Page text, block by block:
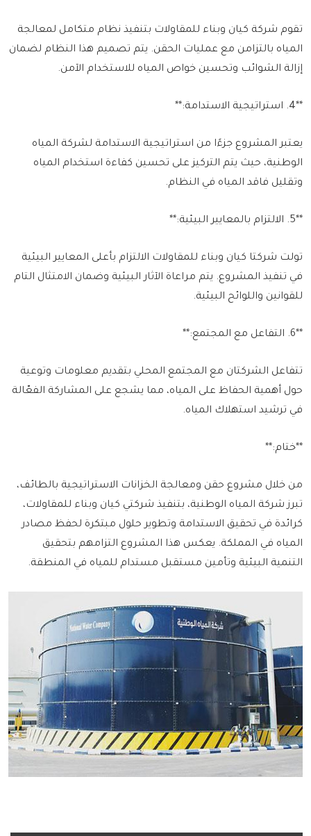
تقوم شركة كيان وبناء للمقاولات بتنفيذ نظام متكامل لمعالجة
المياه بالتزامن مع عمليات الحقن. يتم تصميم هذا النظام لضمان
إزالة الشوائب وتحسين خواص المياه للاستخدام الآمن.
**4. استراتيجية الاستدامة:**
يعتبر المشروع جزءًا من استراتيجية الاستدامة لشركة المياه
الوطنية، حيث يتم التركيز على تحسين كفاءة استخدام المياه
وتقليل فاقد المياه في النظام.
**5. الالتزام بالمعايير البيئية:**
تولت شركتا كيان وبناء للمقاولات الالتزام بأعلى المعايير البيئية
في تنفيذ المشروع. يتم مراعاة الآثار البيئية وضمان الامتثال التام
للقوانين واللوائح البيئية.
**6. التفاعل مع المجتمع:**
تتفاعل الشركتان مع المجتمع المحلي بتقديم معلومات وتوعية
حول أهمية الحفاظ على المياه، مما يشجع على المشاركة الفعّالة
في ترشيد استهلاك المياه.
**ختام:**
من خلال مشروع حقن ومعالجة الخزانات الاستراتيجية بالطائف،
تبرز شركة المياه الوطنية، بتنفيذ شركتي كيان وبناء للمقاولات،
كرائدة في تحقيق الاستدامة وتطوير حلول مبتكرة لحفظ مصادر
المياه في المملكة. يعكس هذا المشروع التزامهم بتحقيق
التنمية البيئية وتأمين مستقبل مستدام للمياه في المنطقة.